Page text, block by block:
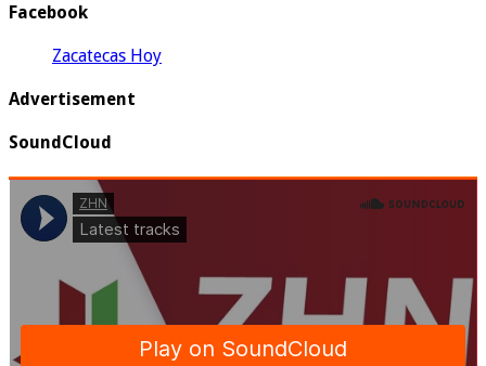
Facebook
Zacatecas Hoy
Advertisement
SoundCloud